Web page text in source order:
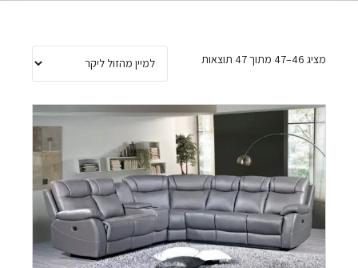
מציג 46–47 מתוך 47 תוצאות